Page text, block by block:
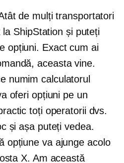
de mulți transportatori
ShipStation și puteți
opțiuni. Exact cum ai
aceasta vine.
numim calculatorul
oferi opțiuni pe un
toți operatorii dvs.
și așa puteți vedea.
opțiune va ajunge acolo
X. Am această